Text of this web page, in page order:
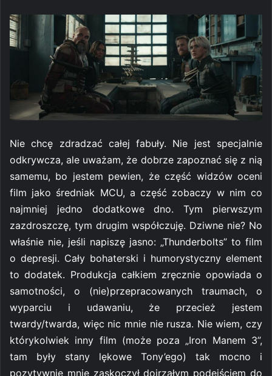
Nie chcę zdradzać całej fabuły. Nie jest specjalnie
odkrywcza, ale uważam, że dobrze zapoznać się z nią
samemu, bo jestem pewien, że część widzów oceni
film jako średniak MCU, a część zobaczy w nim co
najmniej jedno dodatkowe dno. Tym pierwszym
zazdroszczę, tym drugim współczuję. Dziwne nie? No
właśnie nie, jeśli napiszę jasno: „Thunderbolts” to film
o depresji. Cały bohaterski i humorystyczny element
to dodatek. Produkcja całkiem zręcznie opowiada o
samotności, o (nie)przepracowanych traumach, o
wyparciu i udawaniu, że przecież jestem
twardy/twarda, więc nic mnie nie rusza. Nie wiem, czy
którykolwiek inny film (może poza „Iron Manem 3”,
tam były stany lękowe Tony’ego) tak mocno i
pozytywnie mnie zaskoczył dojrzałym podejściem do